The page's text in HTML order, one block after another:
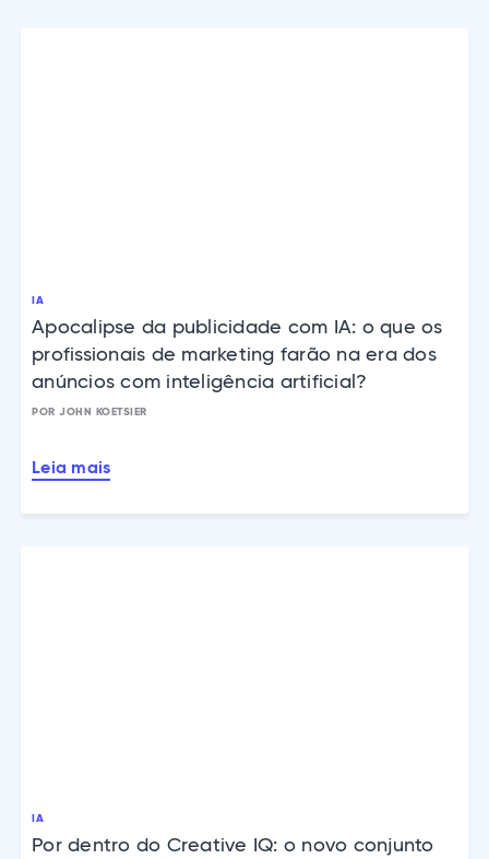
IA
Apocalipse da publicidade com IA: o que os
profissionais de marketing farão na era dos
anúncios com inteligência artificial?
POR JOHN KOETSIER
Leia mais
IA
Por dentro do Creative IQ: o novo conjunto